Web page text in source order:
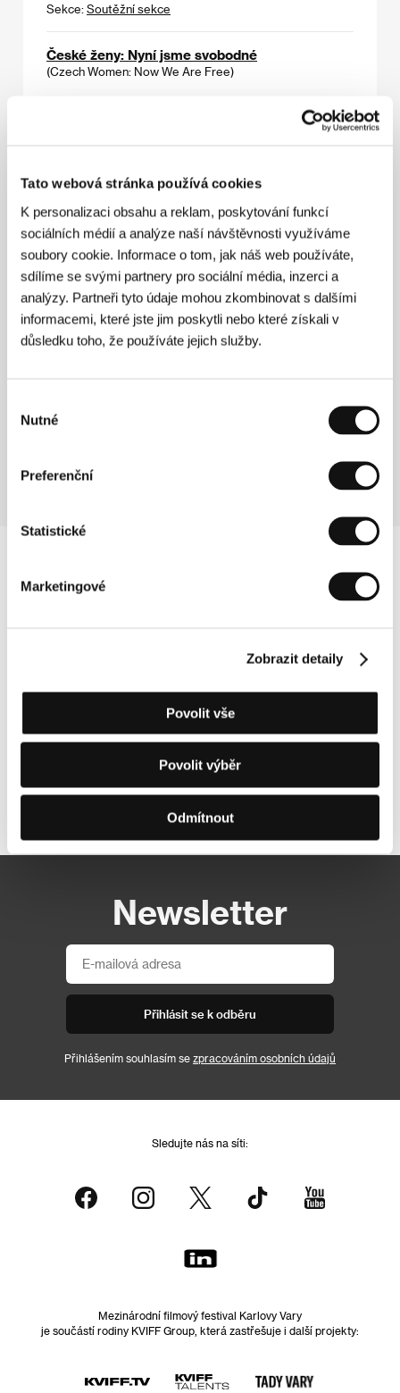
Tato webová stránka používá cookies
K personalizaci obsahu a reklam, poskytování funkcí
sociálních médií a analýze naší návštěvnosti využíváme
soubory cookie. Informace o tom, jak náš web používáte,
sdílíme se svými partnery pro sociální média, inzerci a
analýzy. Partneři tyto údaje mohou zkombinovat s dalšími
informacemi, které jste jim poskytli nebo které získali v
důsledku toho, že používáte jejich služby.
souhlasu
Nutné
Preferenční
Statistické
Marketingové
Zobrazit detaily
Povolit vše
Povolit výběr
Odmítnout
Sekce: Soutěžní sekce
České ženy: Nyní jsme svobodné
(Czech Women: Now We Are Free)
(Der Böhmische knoten)
Režie: Pavel Schnabel / Německo, 1994, 0 min
Sekce:
Dokumenty - skutečné příběhy
Článek 2
(Articolo 2)
Režie: Maurizio Zaccaro / Itálie, 1993, 0 min
Sekce:Soutěžní sekce
Režie: Maurizio Nichetti, Guido Manuli / Itálie, 1990, 0 min
Newsletter
Přihlásit se k odběru
Přihlášením souhlasím se zpracováním osobních údajů
Sledujte nás na síti:
Mezinárodní filmový festival Karlovy Vary
je součástí rodiny KVIFF Group, která zastřešuje i další projekty: